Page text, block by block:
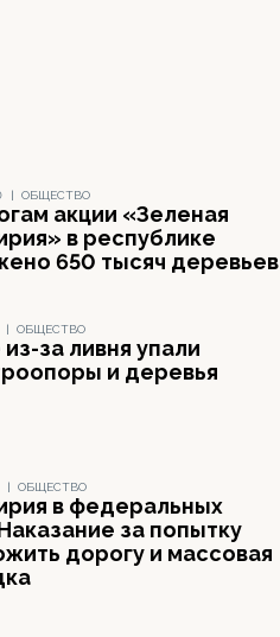
| ОБЩЕСТВО
акции «Зеленая
в республике
650 тысяч деревьев
| ОБЩЕСТВО
за ливня упали
и деревья
| ОБЩЕСТВО
в федеральных
за попытку
дорогу и массовая